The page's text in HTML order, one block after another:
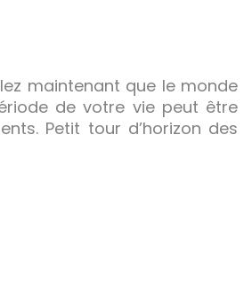
maintenant que le monde
de votre vie peut être
Petit tour d’horizon des